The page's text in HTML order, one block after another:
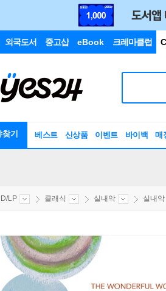
외국도서 중고샵 eBook 크레마클럽
기 베스트 신상품 이벤트 바이백 매
LP 클래식 실내악 실내